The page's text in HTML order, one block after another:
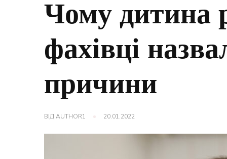
Чому дитина
фахівці
причини
ВІДAUTHOR1 20.01.2022